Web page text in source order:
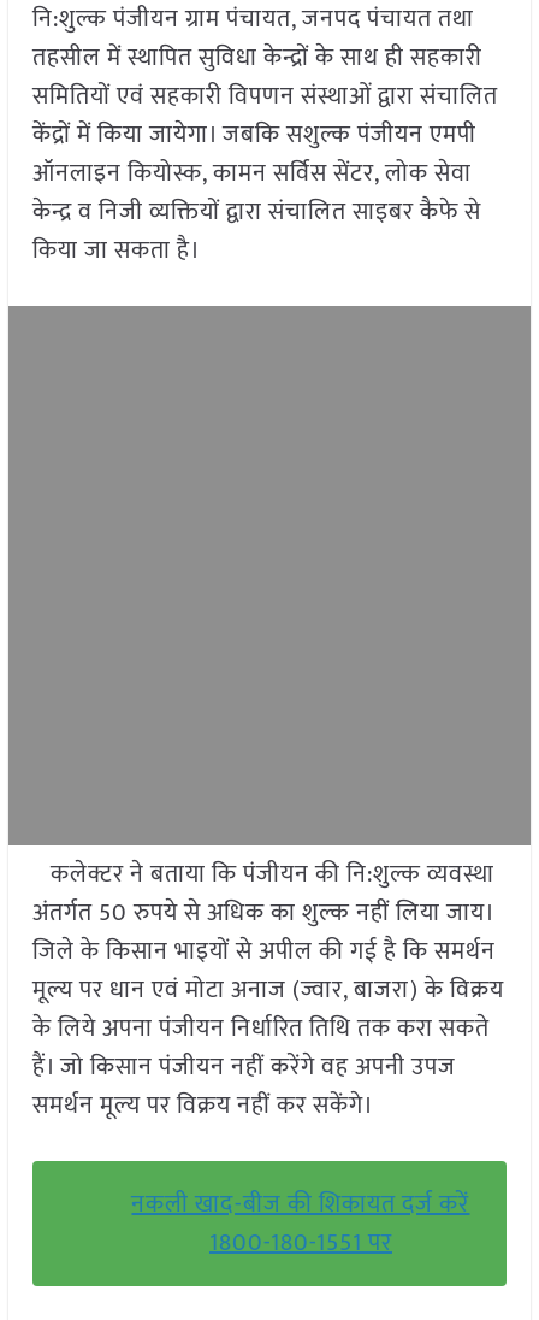
नि:शुल्क पंजीयन ग्राम पंचायत, जनपद पंचायत तथा
तहसील में स्थापित सुविधा केन्द्रों के साथ ही सहकारी
समितियों एवं सहकारी विपणन संस्थाओं द्वारा संचालित
केंद्रों में किया जायेगा। जबकि सशुल्क पंजीयन एमपी
ऑनलाइन कियोस्क, कामन सर्विस सेंटर, लोक सेवा
केन्द्र व निजी व्यक्तियों द्वारा संचालित साइबर कैफे से
किया जा सकता है।
कलेक्टर ने बताया कि पंजीयन की नि:शुल्क व्यवस्था
अंतर्गत 50 रुपये से अधिक का शुल्क नहीं लिया जाय।
जिले के किसान भाइयों से अपील की गई है कि समर्थन
मूल्य पर धान एवं मोटा अनाज (ज्वार, बाजरा) के विक्रय
के लिये अपना पंजीयन निर्धारित तिथि तक करा सकते
हैं। जो किसान पंजीयन नहीं करेंगे वह अपनी उपज
समर्थन मूल्य पर विक्रय नहीं कर सकेंगे।
नकली खाद-बीज की शिकायत दर्ज करें
1800-180-1551 पर